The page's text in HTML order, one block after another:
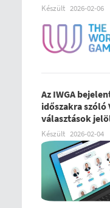
Készült 2026-02-06
Az IWGA
időszakra
választások
Készült 2026-02-04